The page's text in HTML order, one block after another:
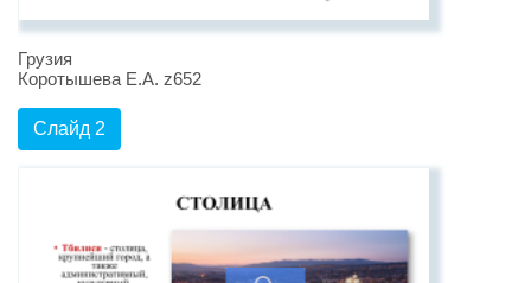
Грузия
Коротышева Е.А. z652
Слайд 2